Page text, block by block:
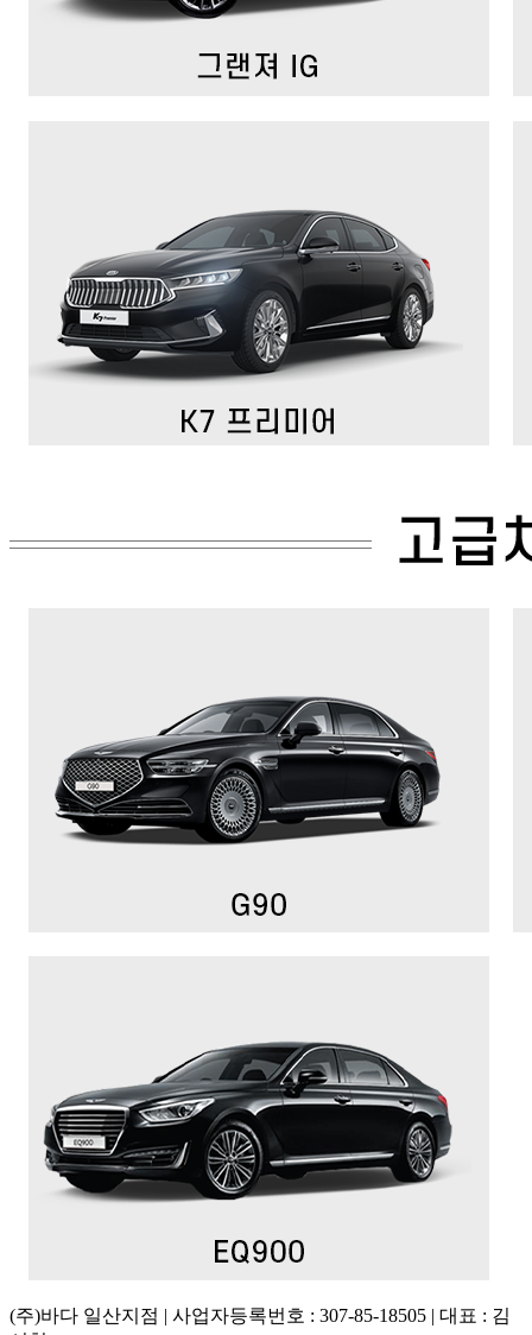
(주)바다 일산지점 | 사업자등록번호 : 307-85-18505 | 대표 : 김